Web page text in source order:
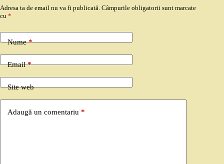
Adresa ta de email nu va fi publicată. Câmpurile obligatorii sunt marcate
cu *
Nume*
Email*
Site web
Adaugă un comentariu *